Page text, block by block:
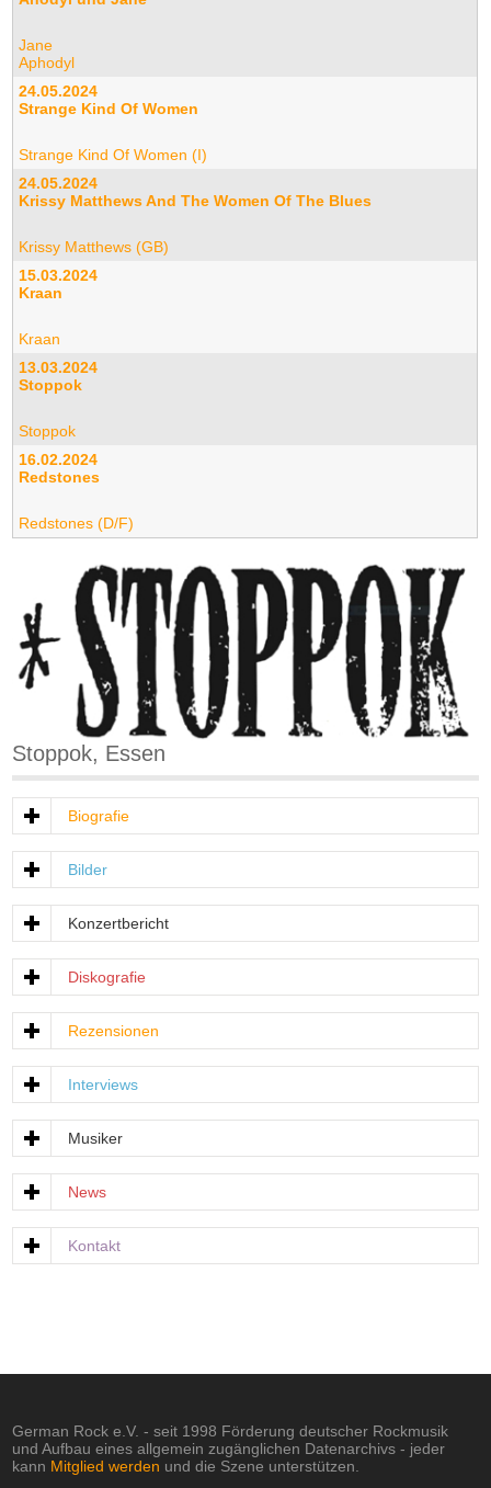
Jane
Aphodyl
24.05.2024
Strange Kind Of Women
Strange Kind Of Women (I)
24.05.2024
Krissy Matthews And The Women Of The Blues
Krissy Matthews (GB)
15.03.2024
Kraan
Kraan
13.03.2024
Stoppok
Stoppok
16.02.2024
Redstones
Redstones (D/F)
Stoppok, Essen
Biografie
Bilder
Konzertbericht
Diskografie
Rezensionen
Interviews
Musiker
News
Kontakt
German Rock e.V. - seit 1998 Förderung deutscher Rockmusik
und Aufbau eines allgemein zugänglichen Datenarchivs - jeder
kann Mitglied werden und die Szene unterstützen.